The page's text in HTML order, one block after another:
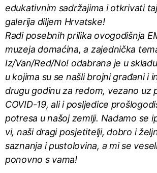
edukativnim sadržajima i otkrivati
galerija diljem Hrvatske!
Radi posebnih prilika ovogodišnja
muzeja domaćina, a zajednička
Iz/Van/Red/No! odabrana je u
u kojima su se našli brojni građani i
drugu godinu za redom, vezano uz
COVID-19, ali iposljedice
potresa u našoj zemlji. Nadamo se
vi, naši dragi posjetitelji, dobro i
saznanja i pustolovina, a mi se
ponovno s vama!